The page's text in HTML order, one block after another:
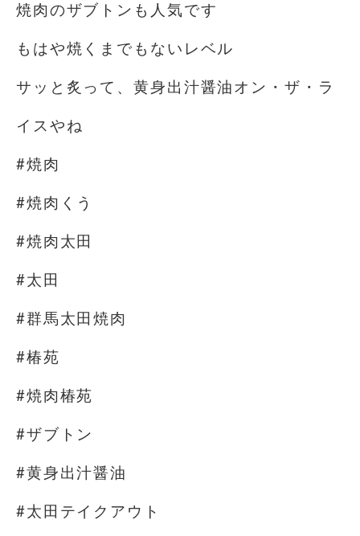
焼肉のザブトンも人気です
もはや焼くまでもないレベル
サッと炙って、黄身出汁醤油オン・ザ・ラ
イスやね
#焼肉
#焼肉くう
#焼肉太田
#太田
#群馬太田焼肉
#椿苑
#焼肉椿苑
#ザブトン
#黄身出汁醤油
#太田テイクアウト